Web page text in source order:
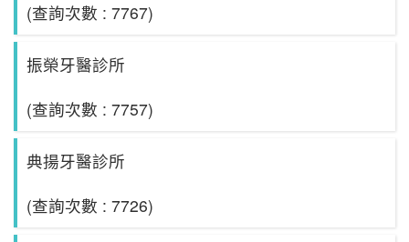
(查詢次數 : 7767)
振榮牙醫診所
(查詢次數 : 7757)
典揚牙醫診所
(查詢次數 : 7726)